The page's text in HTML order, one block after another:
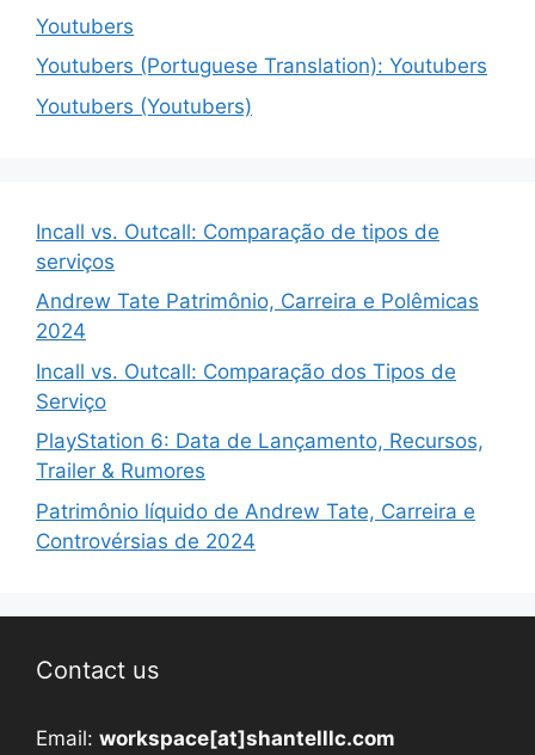
Youtubers
Youtubers (Portuguese Translation): Youtubers
Youtubers (Youtubers)
Incall vs. Outcall: Comparação de tipos de
serviços
Andrew Tate Patrimônio, Carreira e Polêmicas
2024
Incall vs. Outcall: Comparação dos Tipos de
Serviço
PlayStation 6: Data de Lançamento, Recursos,
Trailer & Rumores
Patrimônio líquido de Andrew Tate, Carreira e
Controvérsias de 2024
Contact us
Email: workspace[at]shantelllc.com